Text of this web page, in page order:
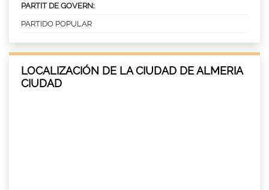
PARTIT DE GOVERN:
PARTIDO POPULAR
LOCALIZACIÓN DE LA CIUDAD DE ALMERIA
CIUDAD